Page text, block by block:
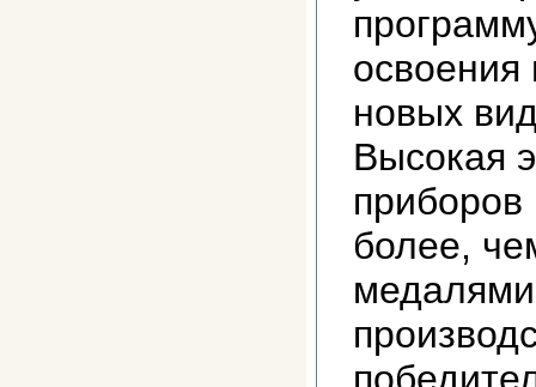
освоения
новых
Высокая
более,